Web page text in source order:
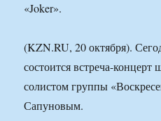
«Joker».
(KZN.RU, 20 октября).
состоится встреча-
солистом группы
Сапуновым.